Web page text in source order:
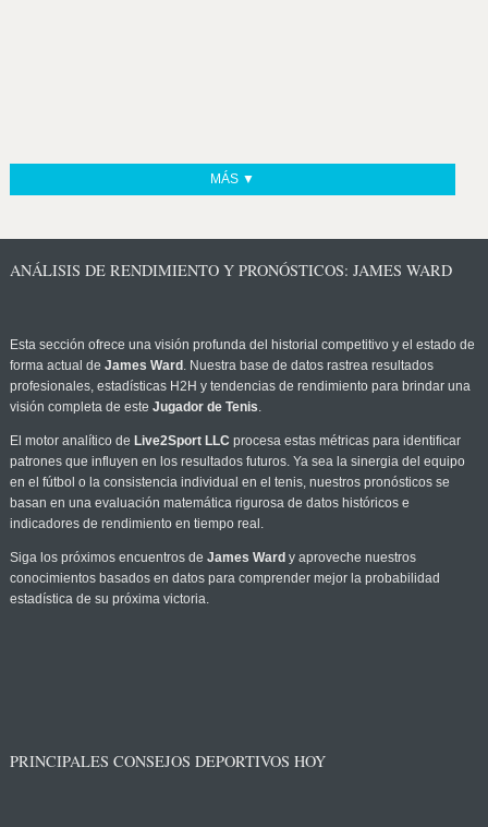
MÁS ▼
ANÁLISIS DE RENDIMIENTO Y PRONÓSTICOS: JAMES WARD
Esta sección ofrece una visión profunda del historial competitivo y el estado de
forma actual de James Ward . Nuestra base de datos rastrea resultados
profesionales, estadísticas H2H y tendencias de rendimiento para brindar una
visión completa de este Jugador de Tenis.
El motor analítico de Live2Sport LLC procesa estas métricas para identificar
patrones que influyen en los resultados futuros. Ya sea la sinergia del equipo
en el fútbol o la consistencia individual en el tenis, nuestros pronósticos se
basan en una evaluación matemática rigurosa de datos históricos e
indicadores de rendimiento en tiempo real.
Siga los próximos encuentros de James Ward y aproveche nuestros
conocimientos basados en datos para comprender mejor la probabilidad
estadística de su próxima victoria.
PRINCIPALES CONSEJOS DEPORTIVOS HOY